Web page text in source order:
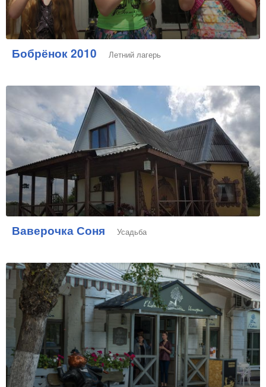
Бобрёнок 2010 Летний лагерь
Ваверочка Соня Усадьба